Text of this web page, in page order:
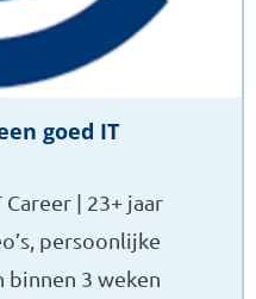
goed IT
| 23+ jaar
persoonlijke
binnen 3 weken